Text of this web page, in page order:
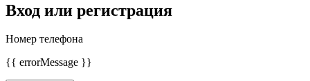
Вход или регистрация
Номер телефона
{{ errorMessage }}